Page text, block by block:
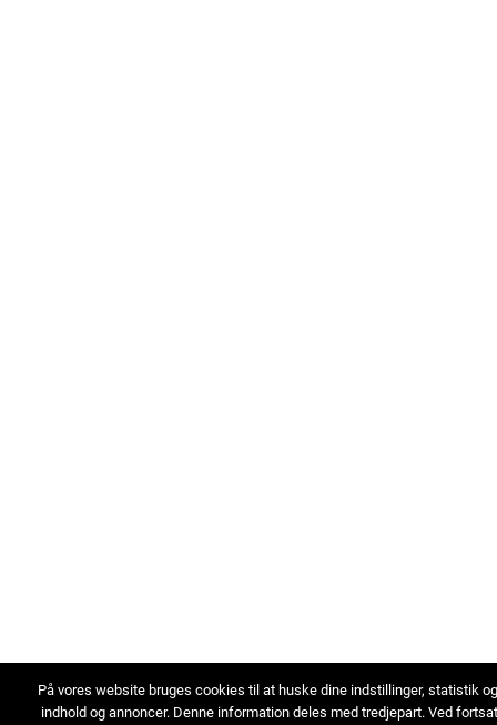
På vores website bruges cookies til at huske dine indstillinger, statistik
indhold og annoncer. Denne information deles med tredjepart. Ved